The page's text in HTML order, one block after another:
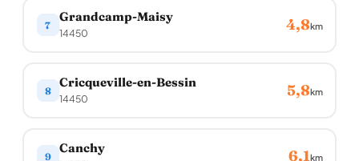
7
Grandcamp-Maisy
14450 4,8km
8
Cricqueville-en-Bessin
14450 5,8km
9
Canchy 6,1km